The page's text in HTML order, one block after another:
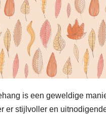
is een geweldige
er stijlvoller en